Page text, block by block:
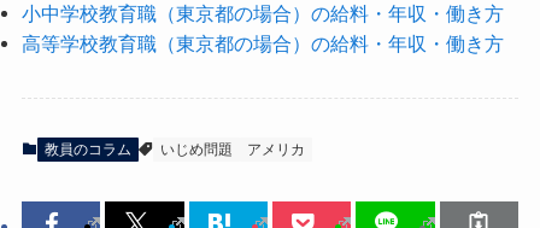
小中学校教育職（東京都の場合）の給料・年収・働き方
高等学校教育職（東京都の場合）の給料・年収・働き方
教員のコラム いじめ問題 アメリカ